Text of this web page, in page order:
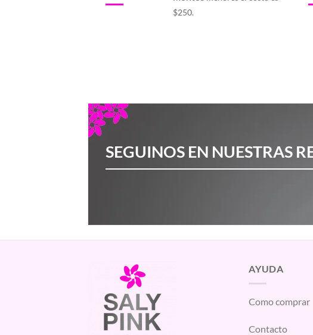
$250.
SEGUINOS EN NUESTRAS
AYUDA
Como comprar
Contacto